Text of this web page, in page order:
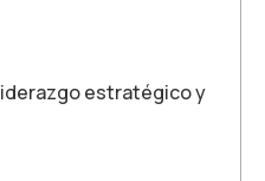
estratégico y